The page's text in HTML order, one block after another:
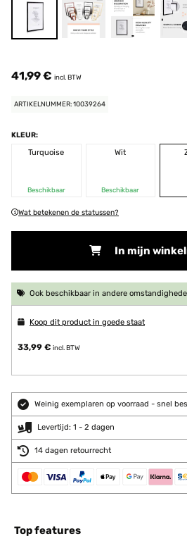
41,99 € incl. BTW
ARTIKELNUMMER: 10039264
KLEUR:
Turquoise
Beschikbaar
Wit
Beschikbaar
Wat betekenen de statussen?
In mijn
Ook beschikbaar in andere
Koop dit product in goede staat
33,99 € incl. BTW
Weinig exemplaren op voorraad - snel
Levertijd: 1 - 2 dagen
14 dagen retourrecht
Top features